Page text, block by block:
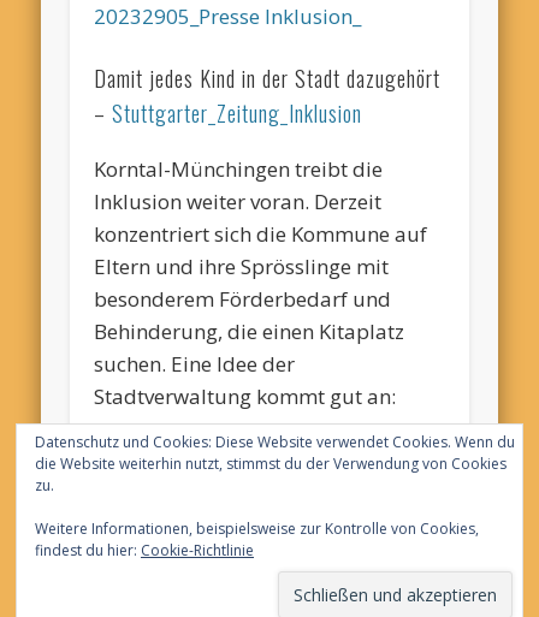
20232905_Presse Inklusion_
Damit jedes Kind in der Stadt dazugehört
–Stuttgarter_Zeitung_Inklusion
Korntal-Münchingen treibt die
Inklusion weiter voran. Derzeit
konzentriert sich die Kommune auf
Eltern und ihre Sprösslinge mit
besonderem Förderbedarf und
Behinderung, die einen Kitaplatz
suchen. Eine Idee der
Stadtverwaltung kommt gut an:
Datenschutz und Cookies: Diese Website verwendet Cookies. Wenn du
die Website weiterhin nutzt, stimmst du der Verwendung von Cookies
zu.
Weitere Informationen, beispielsweise zur Kontrolle von Cookies,
findest du hier: Cookie-Richtlinie